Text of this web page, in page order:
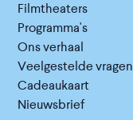
Filmtheaters
Programma's
Ons verhaal
Veelgestelde vragen
Cadeaukaart
Nieuwsbrief